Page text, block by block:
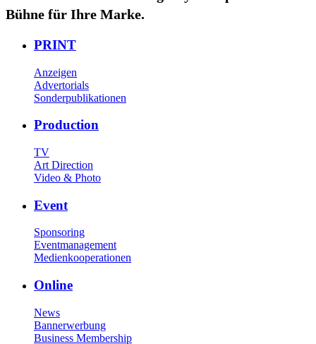
Bühne für Ihre Marke.
PRINT
Anzeigen
Advertorials
Sonderpublikationen
Production
TV
Art Direction
Video & Photo
Event
Sponsoring
Eventmanagement
Medienkooperationen
Online
News
Bannerwerbung
Business Membership